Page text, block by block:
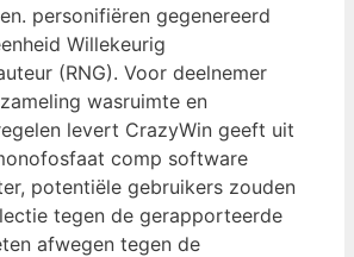
personifiëren gegenereerd
Willekeurig
(RNG). Voor deelnemer
wasruimte en
levert CrazyWin geeft uit
comp software
potentiële gebruikers zouden
tegen de gerapporteerde
afwegen tegen de